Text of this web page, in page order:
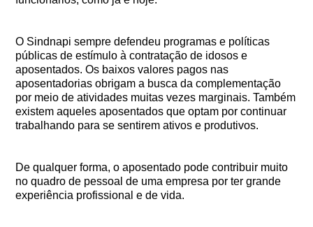
O Sindnapi sempre defendeu programas e políticas
públicas de estímulo à contratação de idosos e
aposentados. Os baixos valores pagos nas
aposentadorias obrigam a busca da complementação
por meio de atividades muitas vezes marginais. Também
existem aqueles aposentados que optam por continuar
trabalhando para se sentirem ativos e produtivos.
De qualquer forma, o aposentado pode contribuir muito
no quadro de pessoal de uma empresa por ter grande
experiência profissional e de vida.